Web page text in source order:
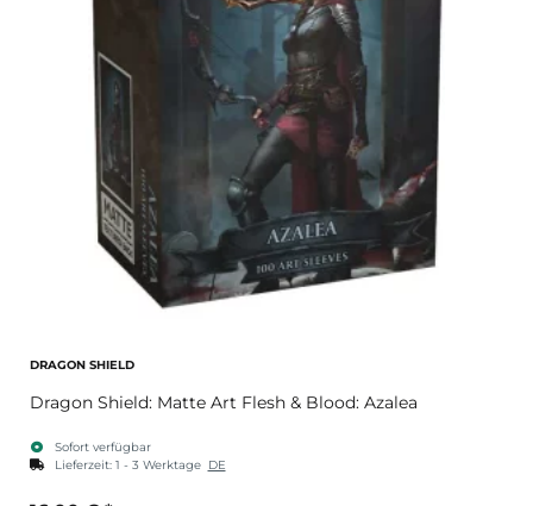
DRAGON SHIELD
Dragon Shield: Matte Art Flesh & Blood: Azalea
Sofort verfügbar
Lieferzeit: 1 - 3 Werktage DE